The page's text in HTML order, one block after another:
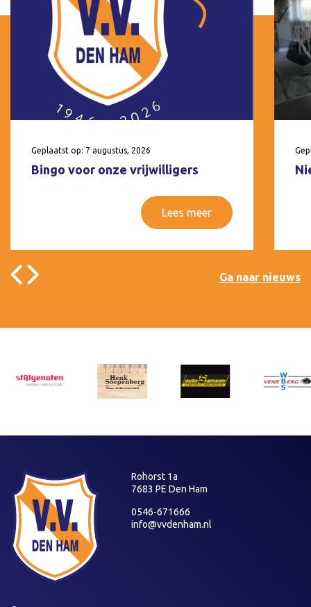
Geplaatst op: 7 augustus, 2026
Bingo voor onze vrijwilligers
Lees meer
Ga naar nieuws
Rohorst 1a
7683 PE Den Ham
0546-671666
info@vvdenham.nl